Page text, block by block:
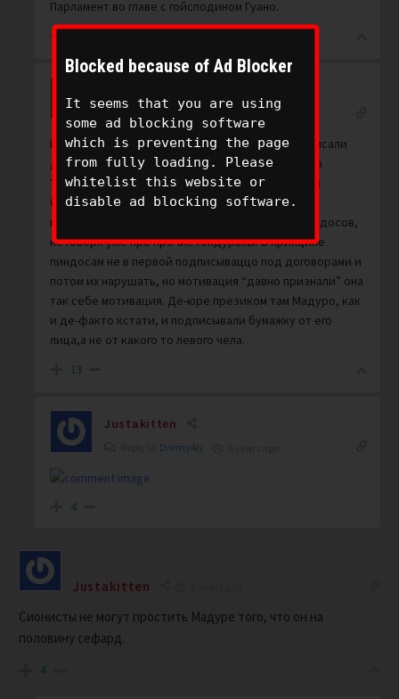
Парламент во главе с гойсподином Гуано.
Justakitten 6 years ago
Кто признал то? Пиндосы, которые также подписали
договор? Это как в пословице: “на словах ты Лев
Толстой,а на деле куй простой”. Без бумажки ты
букашка,а официальной бумажки с признанием
президентом этой самой гуайды нет даже у пиндосов,
не говоря уже про прочие гондурасы. В принципе
пиндосам не в первой подписываццо под договорами и
потом их нарушать, но мотивация “давно признали” она
так себе мотивация. Де-юре презиком там Мадуро, как
и де-факто кстати, и подписывали бумажку от его
лица,а не от какого то левого чела.
13
Justakitten
Dremy4iy
4
Justakitten
Сионисты не могут простить Мадуре того, что он на
половину сефард.
4
Blocked because of Ad Blocker
It seems that you are using
some ad blocking software
which is preventing the page
from fully loading. Please
whitelist this website or
disable ad blocking software.